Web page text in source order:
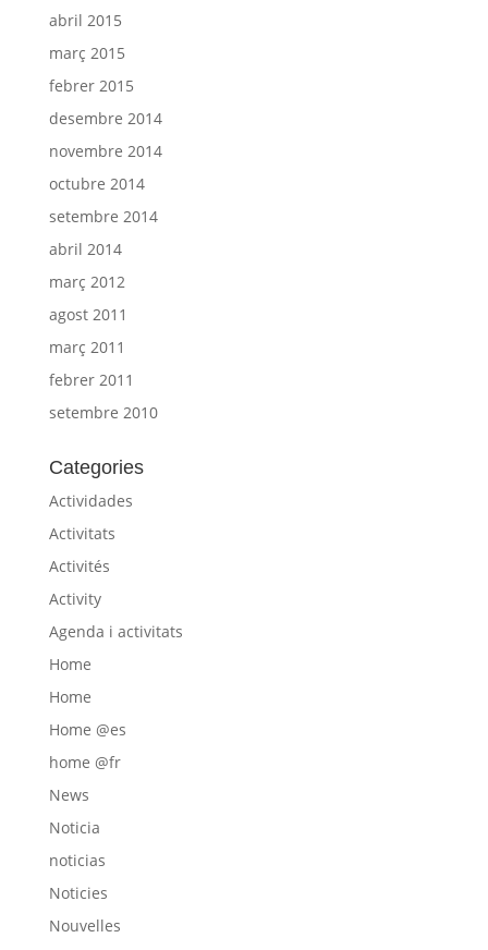
abril 2015
març 2015
febrer 2015
desembre 2014
novembre 2014
octubre 2014
setembre 2014
abril 2014
març 2012
agost 2011
març 2011
febrer 2011
setembre 2010
Categories
Actividades
Activitats
Activités
Activity
Agenda i activitats
Home
Home
Home @es
home @fr
News
Noticia
noticias
Noticies
Nouvelles